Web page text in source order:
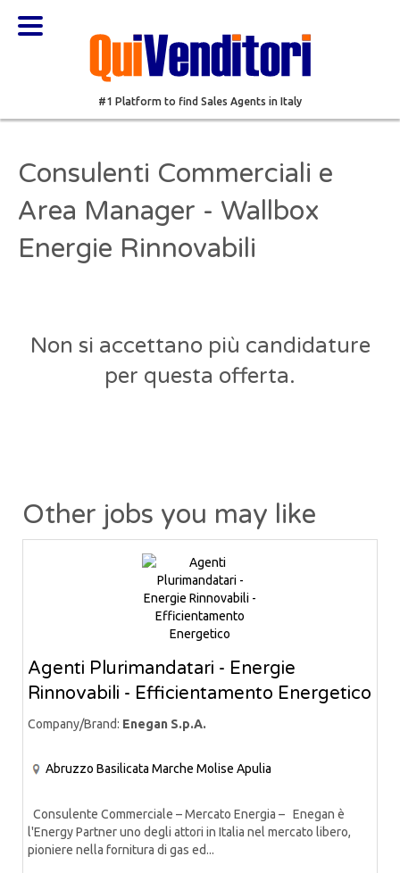
#1 Platform to find Sales Agents in Italy
Consulenti Commerciali e
Area Manager - Wallbox
Energie Rinnovabili
Non si accettano più candidature
per questa offerta.
Other jobs you may like
Agenti Plurimandatari - Energie
Rinnovabili - Efficientamento Energetico
Company/Brand: Enegan S.p.A.
Abruzzo Basilicata Marche Molise Apulia
Consulente Commerciale – Mercato Energia – Enegan è
l'Energy Partner uno degli attori in Italia nel mercato libero,
pioniere nella fornitura di gas ed...